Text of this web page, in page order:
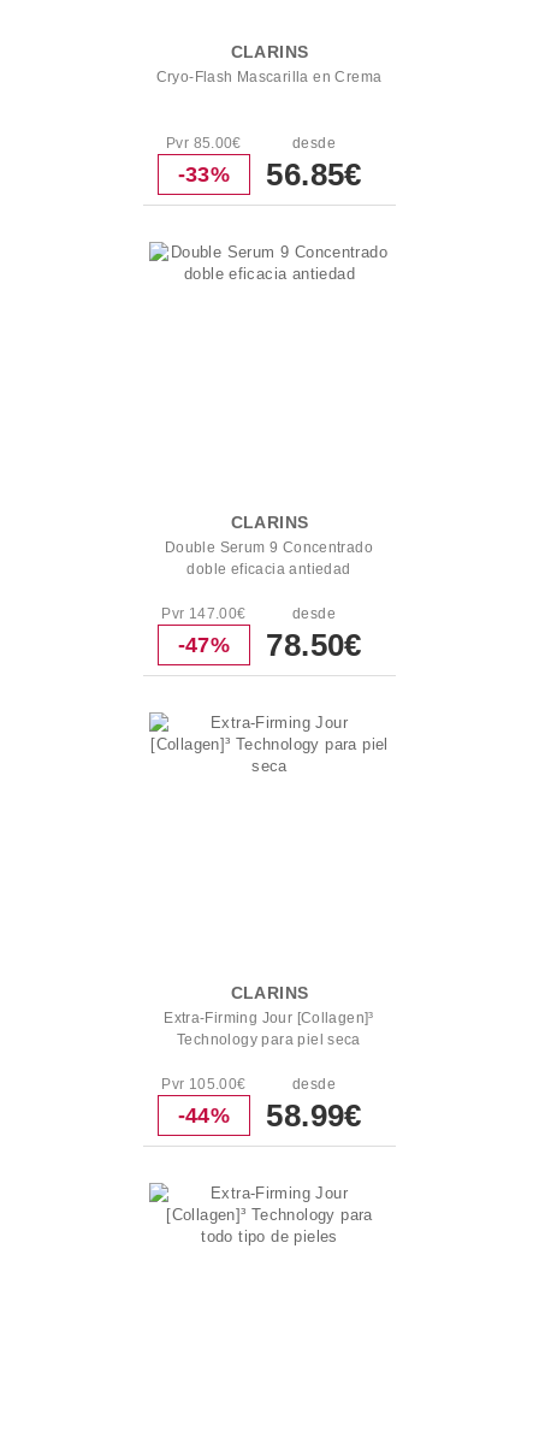
CLARINS
Cryo-Flash Mascarilla en Crema
Pvr 85.00€
-33%
desde
56.85€
CLARINS
Double Serum 9 Concentrado
doble eficacia antiedad
Pvr 147.00€
-47%
desde
78.50€
CLARINS
Extra-Firming Jour [Collagen]³
Technology para piel seca
Pvr 105.00€
-44%
desde
58.99€